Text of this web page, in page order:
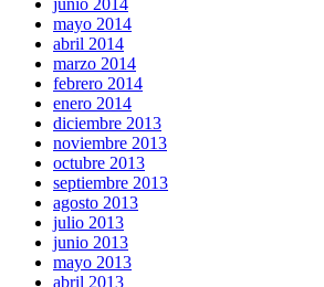
junio 2014
mayo 2014
abril 2014
marzo 2014
febrero 2014
enero 2014
diciembre 2013
noviembre 2013
octubre 2013
septiembre 2013
agosto 2013
julio 2013
junio 2013
mayo 2013
abril 2013